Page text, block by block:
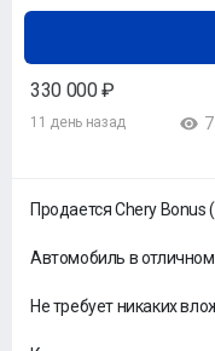
330 000 ₽
11 день назад
Продается Chery Bonus
Автомобиль в отличном
Не требует никаких